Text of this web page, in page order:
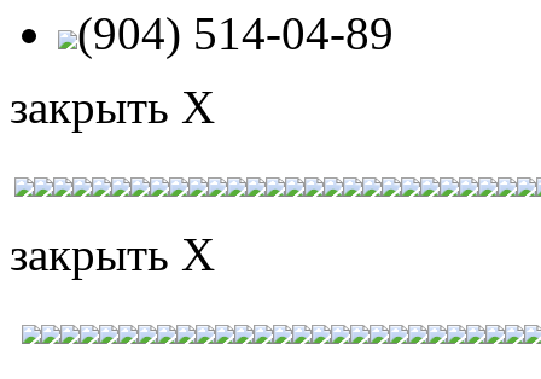
(904) 514-04-89
закрыть X
закрыть X